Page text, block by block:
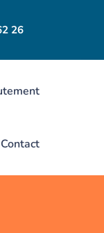
26
Contact